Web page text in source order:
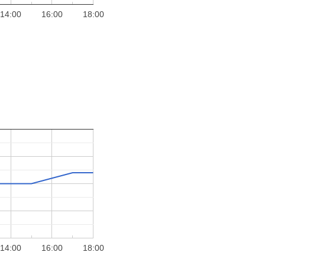
14:00 16:00 18:00
14:00 16:00 18:00